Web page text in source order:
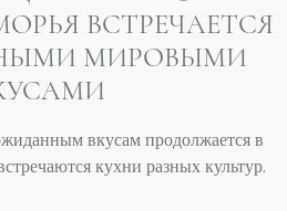
ВСТРЕЧАЕТСЯ
МИРОВЫМИ
вкусам продолжается в
кухни разных культур.